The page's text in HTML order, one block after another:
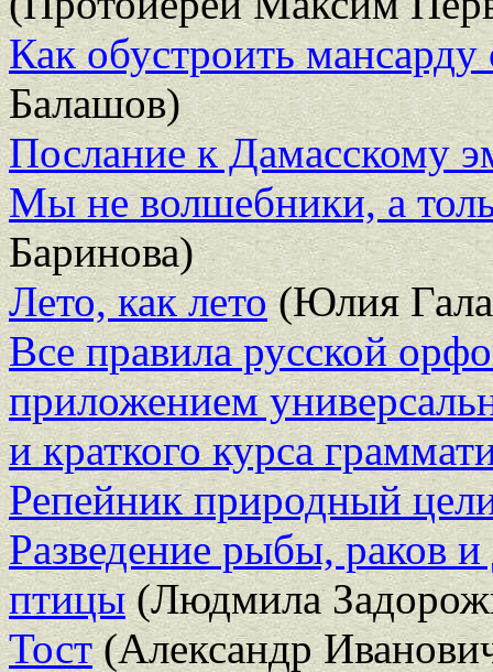
Как обустроить
Балашов)
Послание к Дамасскому
Мы не волшебники, а
Баринова)
Лето, как лето(Юлия
Все правила русской
приложением
и краткого курса
Репейник природный
Разведение рыбы, раков
птицы(Людмила
Тост(Александр